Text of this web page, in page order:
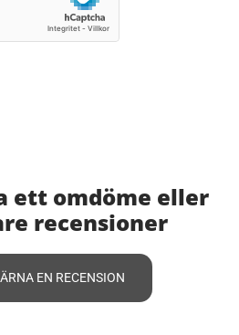
ett omdöme eller
recensioner
EN RECENSION